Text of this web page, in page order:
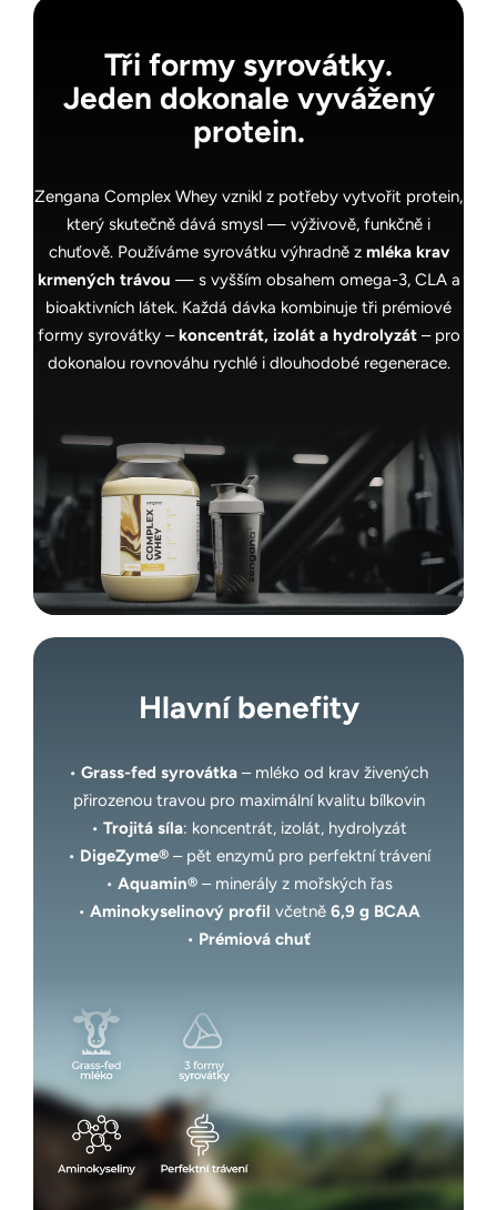
Tři formy syrovátky.
Jeden dokonale vyvážený
protein.
Zengana Complex Whey vznikl z potřeby vytvořit protein,
který skutečně dává smysl — výživově, funkčně i
chuťově. Používáme syrovátku výhradně z mléka krav
krmených trávou — s vyšším obsahem omega-3, CLA a
bioaktivních látek. Každá dávka kombinuje tři prémiové
formy syrovátky –koncentrát, izolát a hydrolyzát– pro
dokonalou rovnováhu rychlé i dlouhodobé regenerace.
Hlavní benefity
• Grass-fed syrovátka – mléko od krav živených
přirozenou travou pro maximální kvalitu bílkovin
• Trojitá síla: koncentrát, izolát, hydrolyzát
• DigeZyme®– pět enzymů pro perfektní trávení
• Aquamin®– minerály z mořských řas
• Aminokyselinový profil včetně 6,9 g BCAA
• Prémiová chuť